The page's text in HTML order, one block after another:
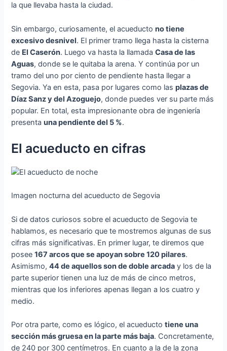
la que llevaba hasta la ciudad.
Sin embargo, curiosamente, el acueductono tiene
excesivo desnivel. El primer tramo llega hasta la cisterna
de El Caserón. Luego va hasta la llamadaCasa de las
Aguas, donde se le quitaba la arena. Y continúa por un
tramo del uno por ciento de pendiente hasta llegar a
Segovia. Ya en esta, pasa por lugares como lasplazas de
Díaz Sanz y del Azoguejo, donde puedes ver su parte más
popular. En total, esta impresionante obra de ingeniería
presentauna pendiente del 5 %.
El acueducto en cifras
Imagen nocturna del acueducto de Segovia
Si de datos curiosos sobre el acueducto de Segovia te
hablamos, es necesario que te mostremos algunas de sus
cifras más significativas. En primer lugar, te diremos que
posee167 arcos que se apoyan sobre 120 pilares.
Asimismo,44 de aquellos son de doble arcada y los de la
parte superior tienen una luz de más de cinco metros,
mientras que los inferiores apenas llegan a los cuatro y
medio.
Por otra parte, como es lógico, el acueductotiene una
sección más gruesa en la parte más baja. Concretamente,
de 240 por 300 centímetros. En cuanto a la de la zona